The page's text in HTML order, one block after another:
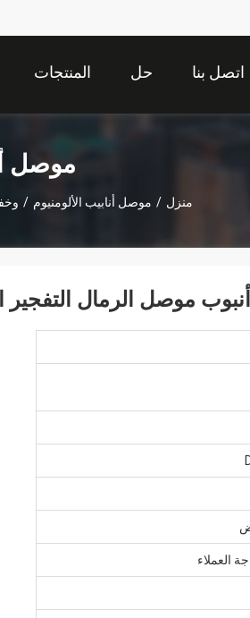
المنتجات حل اتصل بنا
موصل
منزل / موصل أنابيب الألومنيوم /
موصل الرمال التفجير
العملاء